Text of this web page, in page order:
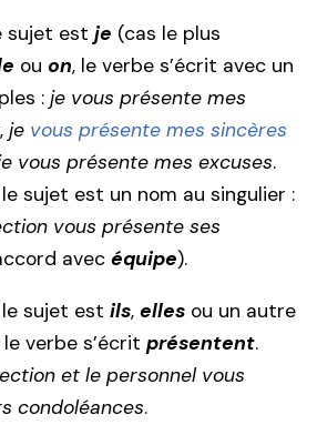
sujet est je (cas le plus
ou on, le verbe s’écrit avec un
: je vous présente mes
, je vous présente mes sincères
vous présente mes excuses.
sujet est un nom au singulier :
vous présente ses
avec équipe).
le sujet est ils, elles ou un autre
verbe s’écrit présentent.
et le personnel vous
condoléances.